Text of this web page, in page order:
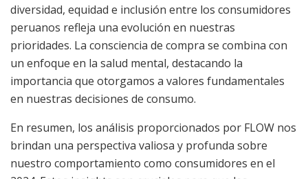
diversidad, equidad e inclusión entre los consumidores
peruanos refleja una evolución en nuestras
prioridades. La consciencia de compra se combina con
un enfoque en la salud mental, destacando la
importancia que otorgamos a valores fundamentales
en nuestras decisiones de consumo.
En resumen, los análisis proporcionados por FLOW nos
brindan una perspectiva valiosa y profunda sobre
nuestro comportamiento como consumidores en el